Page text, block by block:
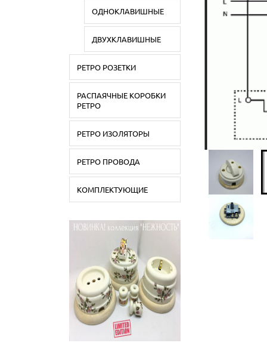
ОДНОКЛАВИШНЫЕ
ДВУХКЛАВИШНЫЕ
РЕТРО РОЗЕТКИ
РАСПАЯЧНЫЕ КОРОБКИ
РЕТРО
РЕТРО ИЗОЛЯТОРЫ
РЕТРО ПРОВОДА
КОМПЛЕКТУЮЩИЕ